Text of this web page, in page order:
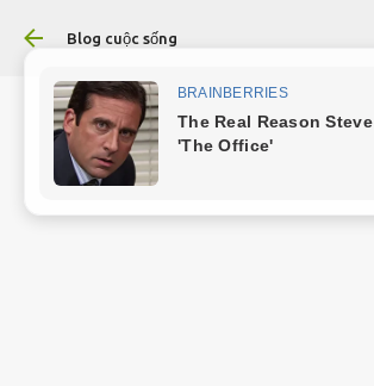
Chuyển đến nội dung chính
Blog cuộc sống